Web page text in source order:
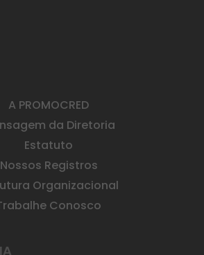
A PROMOCRED
da Diretoria
Estatuto
Nossos Registros
Organizacional
Conosco